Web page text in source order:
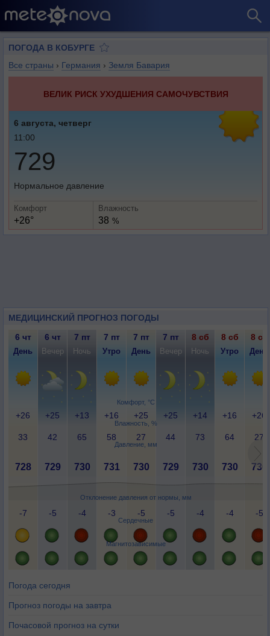
ПОГОДА В КОБУРГЕ
Все страны › Германия › Земля Бавария
ВЕЛИК РИСК УХУДШЕНИЯ САМОЧУВСТВИЯ
6 августа, четверг
11:00
729
Нормальное давление
Комфорт
+26°
Влажность
38 %
МЕДИЦИНСКИЙ ПРОГНОЗ ПОГОДЫ
Комфорт, °C
Влажность, %
Давление, мм
Отклонение давления от нормы, мм
Сердечные
Магнитозависимые
6 чт 6 чт 7 пт 7 пт 7 пт 7 пт 8 сб 8 сб 8 сб
День Вечер Ночь Утро День Вечер Ночь Утро День
+26 +25 +13 +16 +25 +25 +14 +16 +26
33 42 65 58 27 44 73 64 27
728 729 730 731 730 729 730 730 730
-7 -5 -4 -3 -5 -5 -4 -4 -5
Погода сегодня
Прогноз погоды на завтра
Почасовой прогноз на сутки